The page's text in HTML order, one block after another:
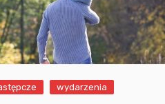
wydarzenia